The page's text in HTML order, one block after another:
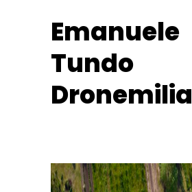
Emanuele
Tundo
Dronemilia